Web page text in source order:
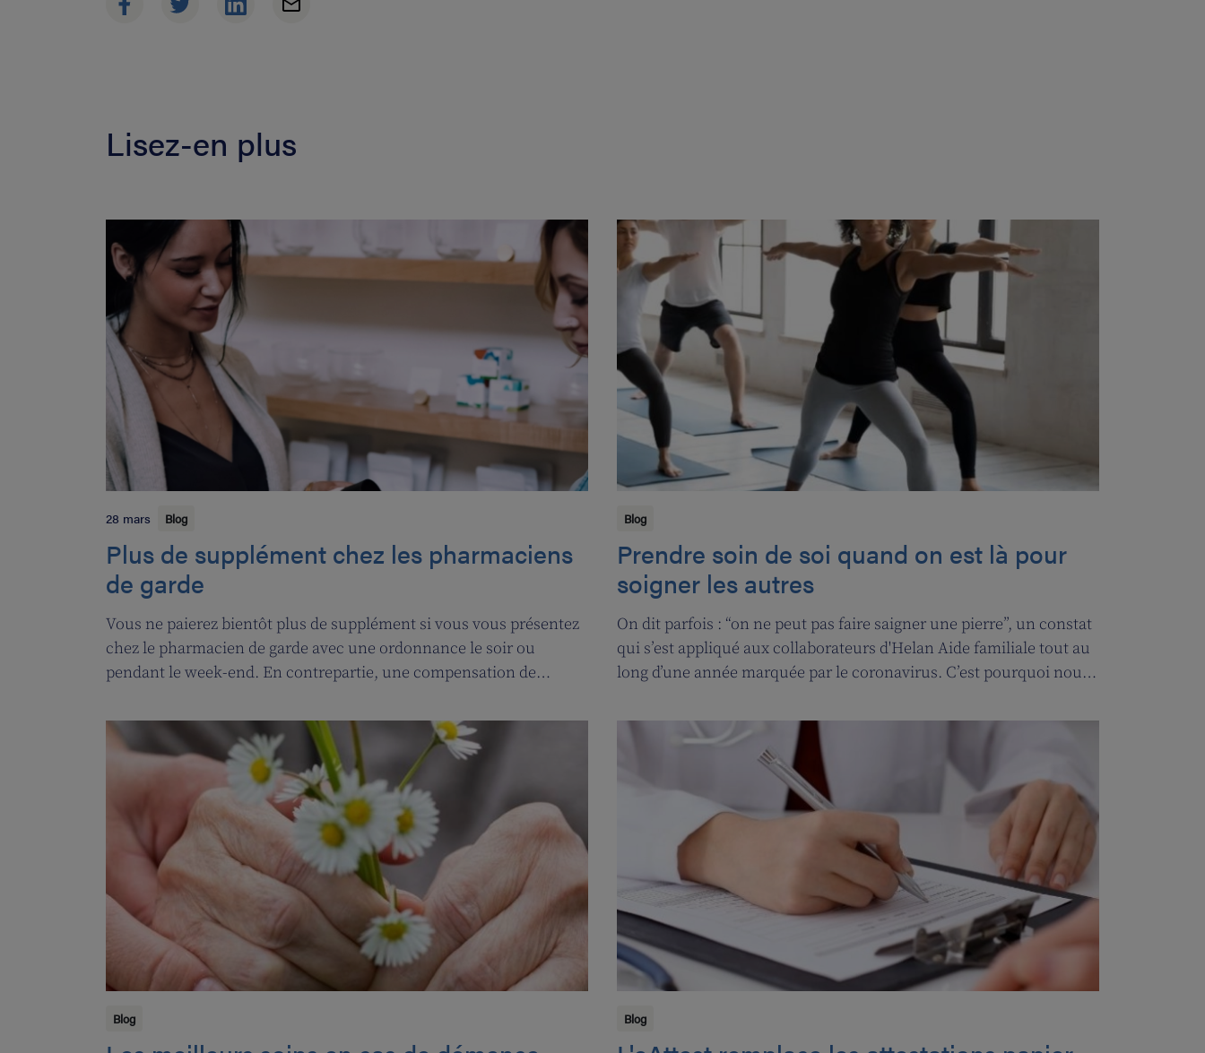
Lisez-en plus
28 mars Blog
Plus de supplément chez les pharmaciens
de garde
Vous ne paierez bientôt plus de supplément si vous vous présentez
chez le pharmacien de garde avec une ordonnance le soir ou
pendant le week-end. En contrepartie, une compensation de
Blog
Prendre soin de soi quand on est là pour
soigner les autres
On dit parfois : “on ne peut pas faire saigner une pierre”, un constat
qui s’est appliqué aux collaborateurs d'Helan Aide familiale tout au
long d’une année marquée par le coronavirus. C’est pourquoi nous
l’occasion de souffler à nos soignant(e)s, et leur permettre ainsi de
pouvoir encore mieux s’occuper de leurs clients.
Blog Blog